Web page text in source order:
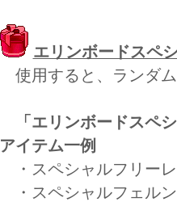
エリンボードスペ
使用すると、ランダ
「エリンボードスペ
アイテム一例
・スペシャルフリー
・スペシャルフェル